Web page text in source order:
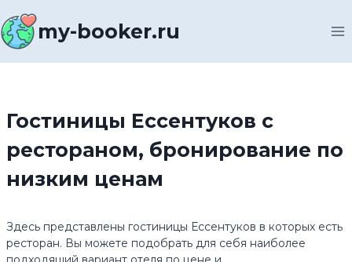
к
содержимомуmy-booker.ru
Гостиницы Ессентуков с
рестораном, бронирование по
низким ценам
Здесь представлены гостиницы Ессентуков в которых есть
ресторан. Вы можете подобрать для себя наиболее